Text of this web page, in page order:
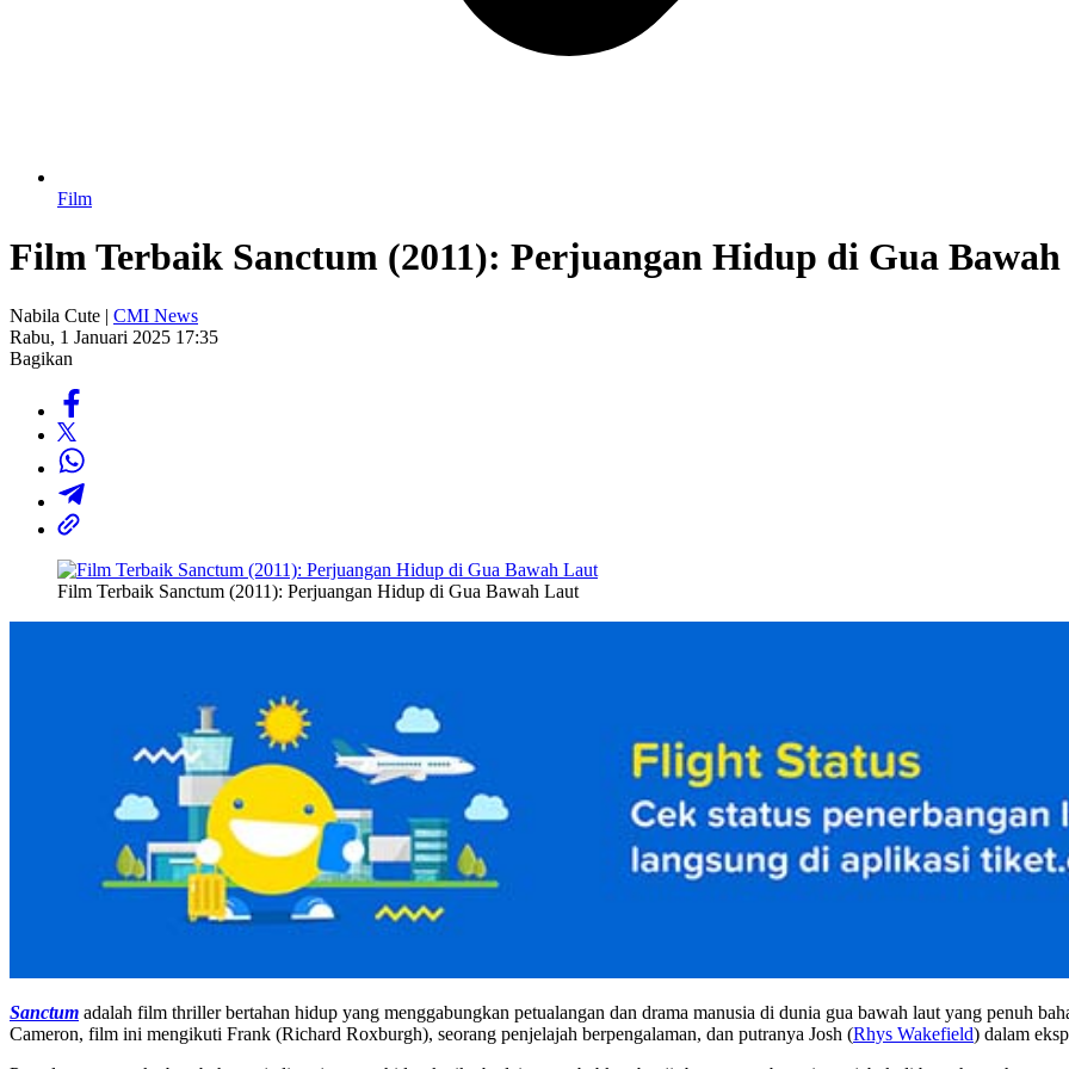
Film
Film Terbaik Sanctum (2011): Perjuangan Hidup di Gua
Nabila Cute | CMI News
Rabu, 1 Januari 2025 17:35
Bagikan
Film Terbaik Sanctum (2011): Perjuangan Hidup di Gua Bawah Laut
Sanctum adalah film thriller bertahan hidup yang menggabungkan petualangan dan drama manusia di dunia gua bawah laut yang penuh
Cameron, film ini mengikuti Frank (Richard Roxburgh), seorang penjelajah berpengalaman, dan putranya Josh (Rhys Wakefield) dalam